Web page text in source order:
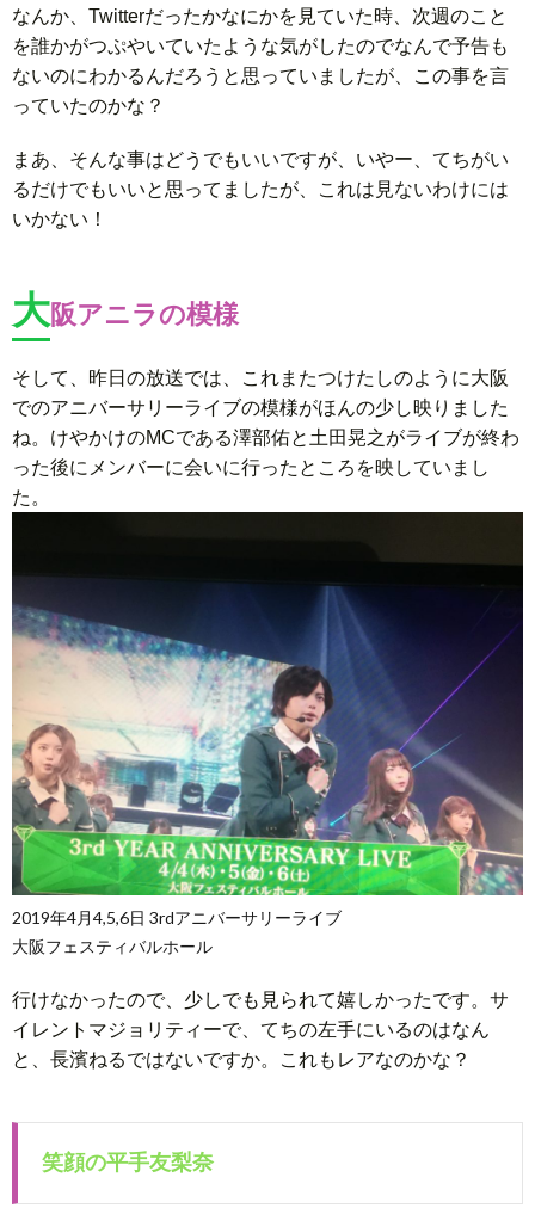
なんか、Twitterだったかなにかを見ていた時、次週のこと
を誰かがつぷやいていたような気がしたのでなんで予告も
ないのにわかるんだろうと思っていましたが、この事を言
っていたのかな？
まあ、そんな事はどうでもいいですが、いやー、てちがい
るだけでもいいと思ってましたが、これは見ないわけには
いかない！
大阪アニラの模様
そして、昨日の放送では、これまたつけたしのように大阪
でのアニバーサリーライブの模様がほんの少し映りました
ね。けやかけのMCである澤部佑と土田晃之がライブが終わ
った後にメンバーに会いに行ったところを映していまし
た。
2019年4月4,5,6日 3rdアニバーサリーライブ
大阪フェスティバルホール
行けなかったので、少しでも見られて嬉しかったです。サ
イレントマジョリティーで、てちの左手にいるのはなん
と、長濱ねるではないですか。これもレアなのかな？
笑顔の平手友梨奈